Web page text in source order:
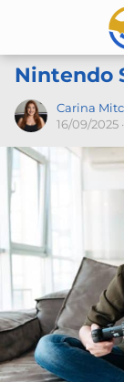
Nintendo
Carina
16/09/2025